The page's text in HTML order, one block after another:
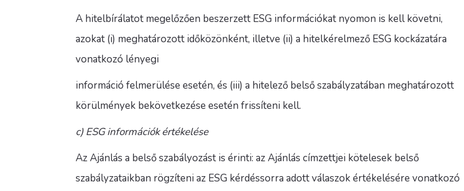
A hitelbírálatot megelőzően beszerzett ESG információkat nyomon is kell követni,
azokat (i) meghatározott időközönként, illetve (ii) a hitelkérelmező ESG kockázatára
vonatkozó lényegi
információ felmerülése esetén, és (iii) a hitelező belső szabályzatában meghatározott
körülmények bekövetkezése esetén frissíteni kell.
c) ESG információk értékelése
Az Ajánlás a belső szabályozást is érinti: az Ajánlás címzettjei kötelesek belső
szabályzataikban rögzíteni az ESG kérdéssorra adott válaszok értékelésére vonatkozó